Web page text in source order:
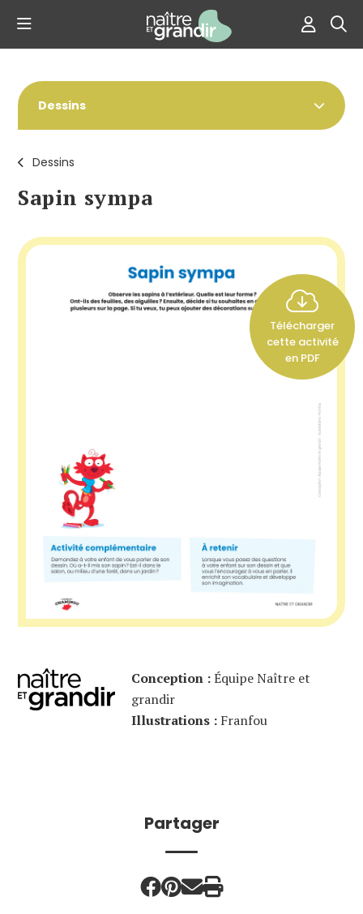
Dessins
Sapin sympa
Dessins
Télécharger
cette activité
en PDF
Conception :Équipe Naître et
grandir
Illustrations : Franfou
Partager